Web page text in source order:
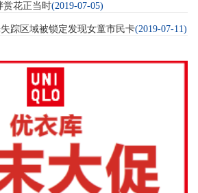
赏花正当时(2019-07-05)
踪区域被锁定发现女童市民卡(2019-07-11)